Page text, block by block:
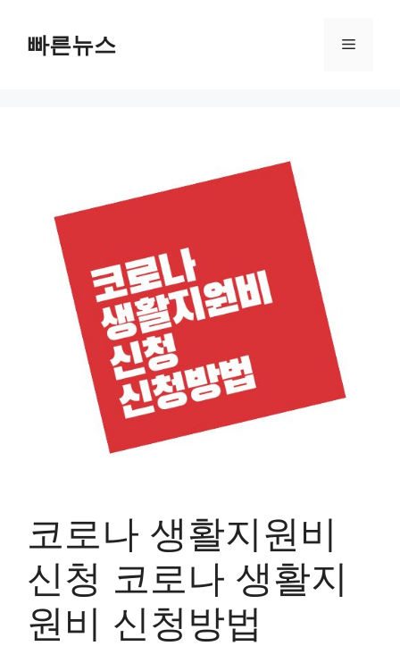
content빠른뉴스 Menu
코로나 생활지원비
신청 코로나 생활지
원비 신청방법